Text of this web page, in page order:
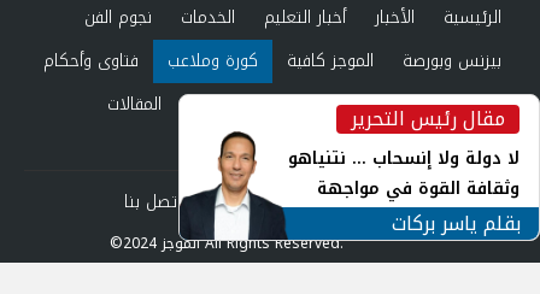
مقال رئيس التحرير
لا دولة ولا إنسحاب ... نتنياهو
وثقافة القوة في مواجهة
المجهول
بقلم ياسر بركات
الرئيسية الأخبار أخبار التعليم الخدمات
نجوم الفن
بيزنس وبورصة
الموجز كافية كورة وملاعب
فتاوى وأحكام
صحة وجمال
عرب وعالم حوادث ومحاكم
المقالات
العدد الورقي
من نحن
سياسة الخصوصية اتصل بنا
©2024 الموجز All Rights Reserved.